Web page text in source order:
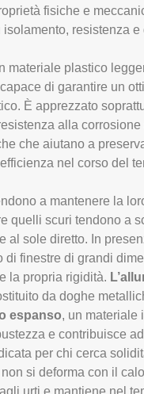
fisiche e
resistenza e
materiale plastico
di garantire un
È apprezzato
alla
che aiutano a
nel corso del
a mantenere la
quelli scuri tendono a
al sole diretto. In
di finestre di grandi
la propria rigidità.
da doghe
espanso, un materiale
e contribuisce
per chi cerca
non si deforma con il